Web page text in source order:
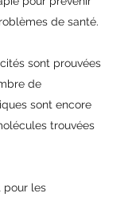
de santé.
sont prouvées
de
sont encore
trouvées
pour les